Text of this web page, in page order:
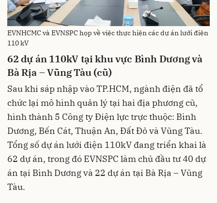
EVNHCMC và EVNSPC họp về việc thực hiện các dự án lưới điện
110 kV
62 dự án 110kV tại khu vực Bình Dương và
Bà Rịa – Vũng Tàu (cũ)
Sau khi sáp nhập vào TP.HCM, ngành điện đã tổ
chức lại mô hình quản lý tại hai địa phương cũ,
hình thành 5 Công ty Điện lực trực thuộc: Bình
Dương, Bến Cát, Thuận An, Đất Đỏ và Vũng Tàu.
Tổng số dự án lưới điện 110kV đang triển khai là
62 dự án, trong đó EVNSPC làm chủ đầu tư 40 dự
án tại Bình Dương và 22 dự án tại Bà Rịa – Vũng
Tàu.